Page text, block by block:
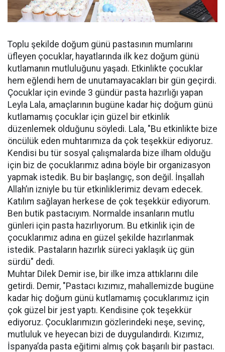
Toplu şekilde doğum günü pastasının mumlarını
üfleyen çocuklar, hayatlarında ilk kez doğum günü
kutlamanın mutluluğunu yaşadı. Etkinlikte çocuklar
hem eğlendi hem de unutamayacakları bir gün geçirdi.
Çocuklar için evinde 3 gündür pasta hazırlığı yapan
Leyla Lala, amaçlarının bugüne kadar hiç doğum günü
kutlamamış çocuklar için güzel bir etkinlik
düzenlemek olduğunu söyledi. Lala, "Bu etkinlikte bize
öncülük eden muhtarımıza da çok teşekkür ediyoruz.
Kendisi bu tür sosyal çalışmalarda bize ilham olduğu
için biz de çocuklarımız adına böyle bir organizasyon
yapmak istedik. Bu bir başlangıç, son değil. İnşallah
Allah’ın izniyle bu tür etkinliklerimiz devam edecek.
Katılım sağlayan herkese de çok teşekkür ediyorum.
Ben butik pastacıyım. Normalde insanların mutlu
günleri için pasta hazırlıyorum. Bu etkinlik için de
çocuklarımız adına en güzel şekilde hazırlanmak
istedik. Pastaların hazırlık süreci yaklaşık üç gün
sürdü" dedi.
Muhtar Dilek Demir ise, bir ilke imza attıklarını dile
getirdi. Demir, "Pastacı kızımız, mahallemizde bugüne
kadar hiç doğum günü kutlamamış çocuklarımız için
çok güzel bir jest yaptı. Kendisine çok teşekkür
ediyoruz. Çocuklarımızın gözlerindeki neşe, sevinç,
mutluluk ve heyecan bizi de duygulandırdı. Kızımız,
İspanya’da pasta eğitimi almış çok başarılı bir pastacı.